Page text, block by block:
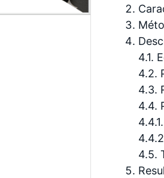
4.1.
4.2.
4.3.
4.4.
4.5.